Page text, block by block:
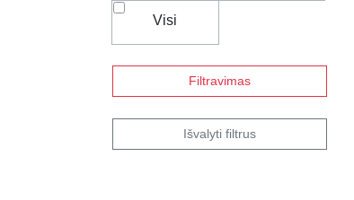
Visi
Filtravimas
Išvalyti filtrus